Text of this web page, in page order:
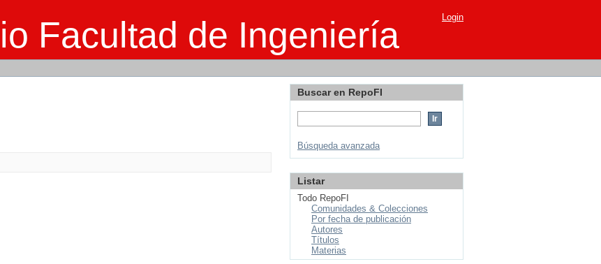
Facultad de Ingeniería Login
Buscar en RepoFI
Búsqueda avanzada
Listar
Todo RepoFI
Comunidades & Colecciones
Por fecha de publicación
Autores
Títulos
Materias